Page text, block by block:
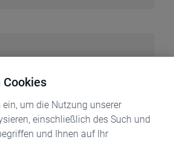
um die Nutzung unserer
einschließlich des Such und
und Ihnen auf Ihr